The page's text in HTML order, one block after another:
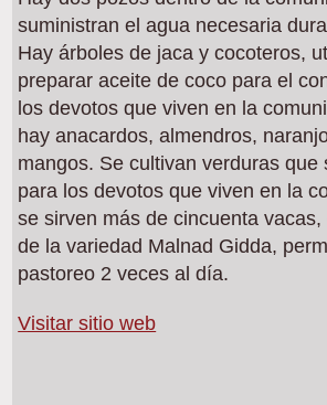
suministran el agua necesaria
Hay árboles de jaca y cocoteros,
preparar aceite de coco para el
los devotos que viven en la
hay anacardos, almendros,
mangos. Se cultivan verduras que
para los devotos que viven en la
se sirven más de cincuenta
de la variedad Malnad Gidda,
pastoreo 2 veces al día.
Visitar sitio web